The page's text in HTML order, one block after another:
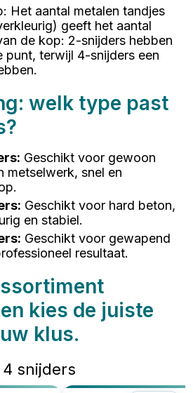
Het aantal metalen tandjes
geeft het aantal
de kop: 2-snijders hebben
punt, terwijl 4-snijders een
welk type past
: Geschikt voor gewoon
metselwerk, snel en
: Geschikt voor hard beton,
en stabiel.
: Geschikt voor gewapend
resultaat.
kies de juiste
klus.
snijders